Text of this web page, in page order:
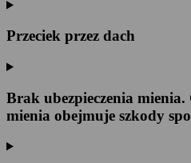
Przeciek przez dach
Brak ubezpieczenia mienia.
mienia obejmuje szkody